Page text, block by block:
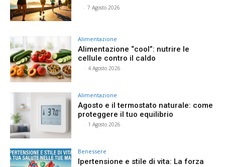
- 7 Agosto 2026
Alimentazione
Alimentazione “cool”: nutrire le
cellule contro il caldo
- 4 Agosto 2026
Alimentazione
Agosto e il termostato naturale: come
proteggere il tuo equilibrio
- 1 Agosto 2026
Benessere
Ipertensione e stile di vita: La forza